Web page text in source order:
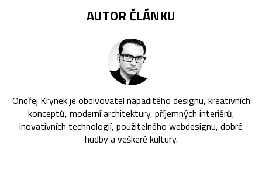
AUTOR ČLÁNKU
Ondřej Krynek je obdivovatel nápaditého designu, kreativních
konceptů, moderní architektury, příjemných interiérů,
inovativních technologií, použitelného webdesignu, dobré
hudby a veškeré kultury.